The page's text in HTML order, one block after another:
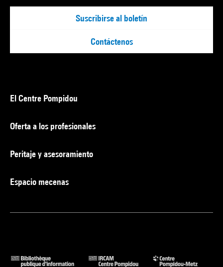
Suscribirse al boletín
Contáctenos
El Centre Pompidou
Oferta a los profesionales
Peritaje y asesoramiento
Espacio mecenas